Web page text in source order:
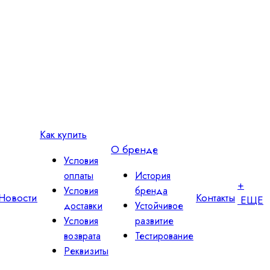
Как купить
Условия
оплаты
Условия
доставки
Условия
возврата
Реквизиты
О бренде
История
бренда
Устойчивое
развитие
Тестирование
Контакты
+
ЕЩЕ